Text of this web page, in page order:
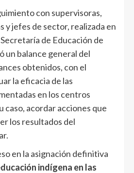
con supervisoras,
y jefes de sector, realizada en
de Educación de
un balance general del
obtenidos, con el
la eficacia de las
en los centros
caso, acordar acciones que
los resultados del
en la asignación definitiva
indígena en las